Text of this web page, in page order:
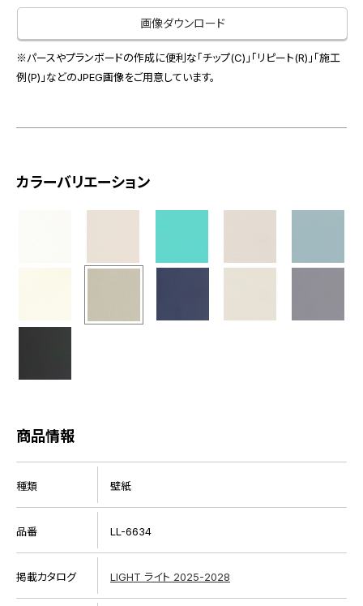
サンプル・カタログ請求／お問い合わせ（ビジネスのお客様）
スペースソリューション事業
オフィスソリューション事業
会社情報
プライバシーポリシーサイトマップ関連団体リンク集
画像ダウンロード
※パースやプランボードの作成に便利な「チップ(C)」「リピート(R)」「施工
例(P)」などのJPEG画像をご用意しています。
カラーバリエーション
商品情報
種類 壁紙
品番 LL-6634
掲載カタログ LIGHT ライト 2025-2028